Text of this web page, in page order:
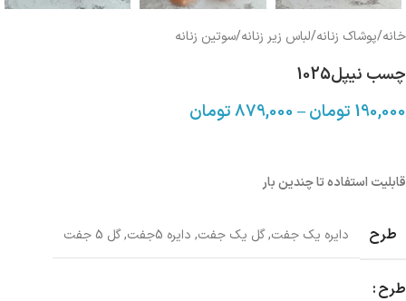
خانه/پوشاک زنانه/لباس زیر زنانه/سوتین زنانه
چسب نیپل1025
190,000 تومان–
879,000تومان
قابلیت استفاده تا چندین بار
طرح دایره یک جفت,گل یک جفت, دایره 5جفت ,گل 5 جفت
طرح